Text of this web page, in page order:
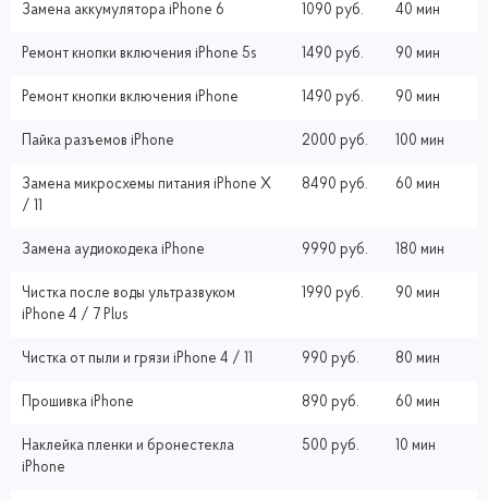
Замена аккумулятора iPhone 6 1090 руб. 40 мин
Ремонт кнопки включения iPhone 5s 1490 руб. 90 мин
Ремонт кнопки включения iPhone 1490 руб. 90 мин
Пайка разъемов iPhone 2000 руб. 100 мин
Замена микросхемы питания iPhone X
/ 11
8490 руб. 60 мин
Замена аудиокодека iPhone 9990 руб. 180 мин
Чистка после воды ультразвуком
iPhone 4 / 7 Plus
1990 руб. 90 мин
Чистка от пыли и грязи iPhone 4 / 11 990 руб. 80 мин
Прошивка iPhone 890 руб. 60 мин
Наклейка пленки и бронестекла
iPhone
500 руб. 10 мин